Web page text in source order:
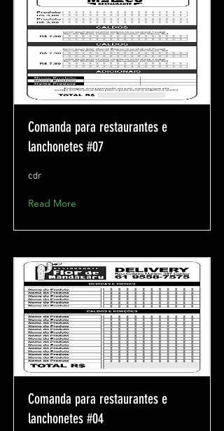
Comanda para restaurantes e
lanchonetes #07
cdr
Read More
Comanda para restaurantes e
lanchonetes #04